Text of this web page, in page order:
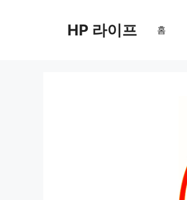
HP 라이프 홈